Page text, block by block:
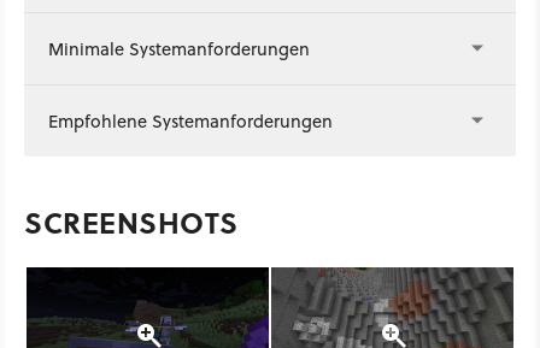
Minimale Systemanforderungen
Empfohlene Systemanforderungen
SCREENSHOTS